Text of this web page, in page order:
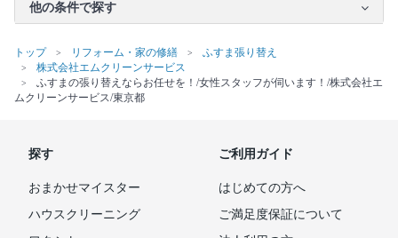
他の条件で探す
トップ リフォーム・家の修繕
ふすま張り替え
株式会社エムクリーンサービス
ふすまの張り替えならお任せを！/女性スタッフが伺います！/株式会社エ
ムクリーンサービス/東京都
探す
おまかせマイスター
ハウスクリーニング
ご利用ガイド
はじめての方へ
ご満足度保証について